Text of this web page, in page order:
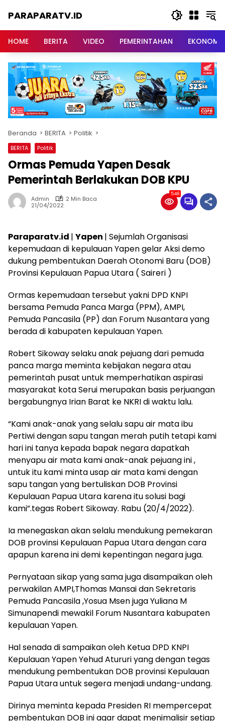
PARAPARATV.ID
Papua
HOME BERITA VIDEO PEMERINTAHAN EKONOMI
Beranda BERITA Politik
BERITA Politik
Ormas Pemuda Yapen Desak
Pemerintah Berlakukan DOB KPU
Admin
2 Min Baca
21/04/2022
548
Paraparatv.id | Yapen | Sejumlah Organisasi
kepemudaan di kepulauan Yapen gelar Aksi demo
dukung pembentukan Daerah Otonomi Baru (DOB)
Provinsi Kepulauan Papua Utara ( Saireri )
Ormas kepemudaan tersebut yakni DPD KNPI
bersama Pemuda Panca Marga (PPM), AMPI,
Pemuda Pancasila (PP) dan Forum Nusantara yang
berada di kabupaten kepulauan Yapen.
Robert Sikoway selaku anak pejuang dari pemuda
panca marga meminta kebijakan negara atau
pemerintah pusat untuk memperhatikan aspirasi
masyarakat kota Serui merupakan basis perjuangan
bergabungnya Irian Barat ke NKRI di waktu lalu.
“Kami anak-anak yang selalu sapu air mata ibu
Pertiwi dengan sapu tangan merah putih tetapi kami
hari ini tanya kepada bapak negara dapatkah
menyapu air mata kami anak-anak pejuang ini ,
untuk itu kami minta usap air mata kami dengan
sapu tangan yang bertuliskan DOB Provinsi
Kepulauan Papua Utara karena itu solusi bagi
kami”.tegas Robert Sikoway. Rabu (20/4/2022).
Ia menegaskan akan selalu mendukung pemekaran
DOB provinsi Kepulauan Papua Utara dengan cara
apapun karena ini demi kepentingan negara juga.
Pernyataan sikap yang sama juga disampaikan oleh
perwakilan AMPI,Thomas Mansai dan Sekretaris
Pemuda Pancasila ,Yosua Msen juga Yuliana M
Simunapendi mewakil Forum Nusantara kabupaten
kepulauan Yapen.
Hal senada di sampaikan oleh Ketua DPD KNPI
Kepulauan Yapen Yehud Atururi yang dengan tegas
mendukung pembentukan DOB provinsi Kepulauan
Papua Utara untuk segera menjadi undang-undang.
Dirinya meminta kepada Presiden RI mempercepat
pembentukan DOB ini agar dapat menimalisir setiap